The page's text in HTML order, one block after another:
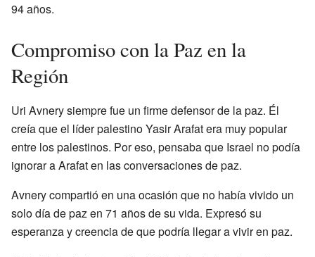
94 años.
Compromiso con la Paz en la
Región
Uri Avnery siempre fue un firme defensor de la paz. Él
creía que el líder palestino Yasir Arafat era muy popular
entre los palestinos. Por eso, pensaba que Israel no podía
ignorar a Arafat en las conversaciones de paz.
Avnery compartió en una ocasión que no había vivido un
solo día de paz en 71 años de su vida. Expresó su
esperanza y creencia de que podría llegar a vivir en paz.